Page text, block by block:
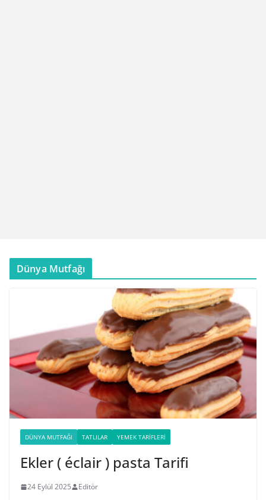
Dünya Mutfağı
DÜNYA MUTFAĞI TATLILAR YEMEK TARIFLERI
Ekler ( éclair ) pasta Tarifi
24 Eylül 2025 Editör